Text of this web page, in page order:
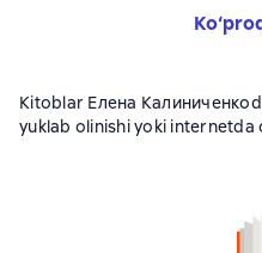
Kitoblar Елена
yuklab olinishi yoki internetda